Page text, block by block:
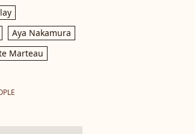
Aya Nakamura
Marteau